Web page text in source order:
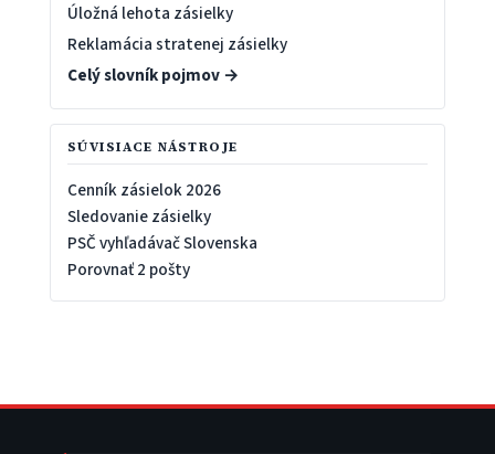
Úložná lehota zásielky
Reklamácia stratenej zásielky
Celý slovník pojmov →
SÚVISIACE NÁSTROJE
Cenník zásielok 2026
Sledovanie zásielky
PSČ vyhľadávač Slovenska
Porovnať 2 pošty